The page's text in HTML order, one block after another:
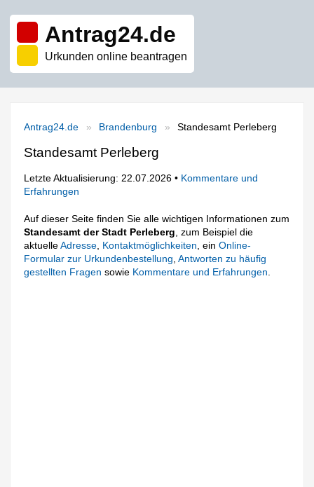
Antrag24.de
Urkunden online beantragen
Antrag24.de Brandenburg Standesamt Perleberg
Standesamt Perleberg
Letzte Aktualisierung: 22.07.2026 • Kommentare und
Erfahrungen
Auf dieser Seite finden Sie alle wichtigen Informationen zum
Standesamt der Stadt Perleberg , zum Beispiel die
aktuelleAdresse Kontaktmöglichkeiten , einOnline-
Formular zur Urkundenbestellung ,Antworten zu häufig
gestellten Fragen sowie Kommentare und Erfahrungen